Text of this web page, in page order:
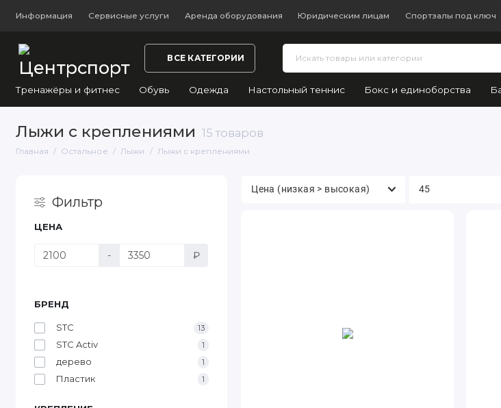
Информация Сервисные услуги Аренда оборудования Юридическим лицам Спортзалы под ключ
ВСЕ КАТЕГОРИИ
Тренажёры и фитнес Обувь Одежда Настольный теннис Бокс и единоборства
Лыжи с креплениями 15 товаров
Главная Остальное Лыжи Лыжи с креплениями
Фильтр
ЦЕНА
- ₽
БРЕНД
STC 13
STC Activ 1
дерево 1
Пластик 1